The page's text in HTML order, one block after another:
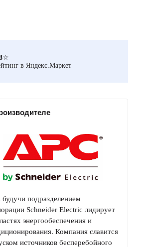
☆
в Яндекс.Маркет
будучи подразделением
Schneider Electric лидирует
энергообеспечения и
Компания славится
источников бесперебойного